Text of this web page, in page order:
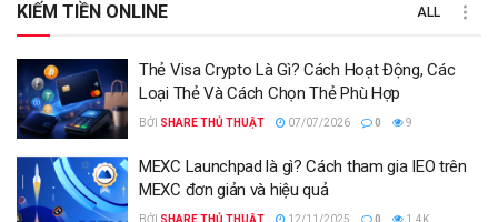
KIẾM TIỀN ONLINE ALL
Thẻ Visa Crypto Là Gì? Cách Hoạt Động, Các
Loại Thẻ Và Cách Chọn Thẻ Phù Hợp
BỞI SHARE THỦ THUẬT 07/07/2026 0 9
MEXC Launchpad là gì? Cách tham gia IEO trên
MEXC đơn giản và hiệu quả
BỞI SHARE THỦ THUẬT 12/11/2025 0 1.4K